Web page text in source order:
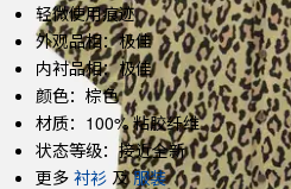
轻微使用痕迹
外观品相：极佳
内衬品相：极佳
颜色：棕色
材质：100% 粘胶纤维
状态等级：接近全新
更多 衬衫 及服装